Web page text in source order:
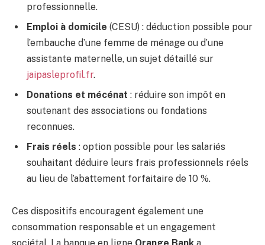
professionnelle.
Emploi à domicile (CESU) : déduction possible pour
l’embauche d’une femme de ménage ou d’une
assistante maternelle, un sujet détaillé sur
jaipasleprofil.fr.
Donations et mécénat : réduire son impôt en
soutenant des associations ou fondations
reconnues.
Frais réels : option possible pour les salariés
souhaitant déduire leurs frais professionnels réels
au lieu de l’abattement forfaitaire de 10 %.
Ces dispositifs encouragent également une
consommation responsable et un engagement